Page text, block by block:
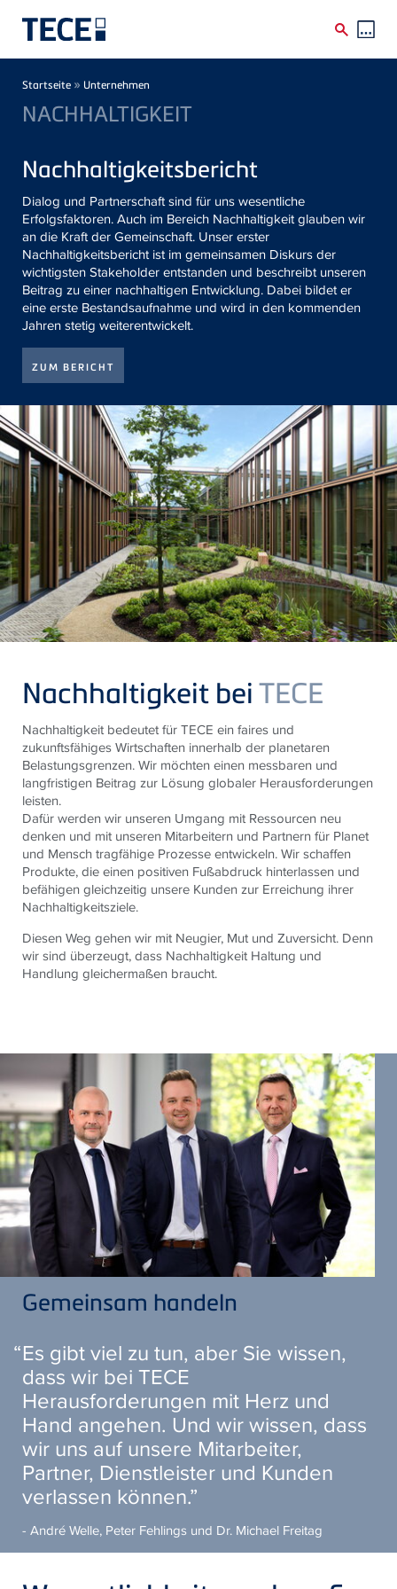
Breadcrumb
Startseite » Unternehmen
NACHHALTIGKEIT
Nachhaltigkeitsbericht
Dialog und Partnerschaft sind für uns wesentliche
Erfolgsfaktoren. Auch im Bereich Nachhaltigkeit glauben wir
an die Kraft der Gemeinschaft. Unser erster
Nachhaltigkeitsbericht ist im gemeinsamen Diskurs der
wichtigsten Stakeholder entstanden und beschreibt unseren
Beitrag zu einer nachhaltigen Entwicklung. Dabei bildet er
eine erste Bestandsaufnahme und wird in den kommenden
Jahren stetig weiterentwickelt.
ZUM BERICHT
Nachhaltigkeit beiTECE
Nachhaltigkeit bedeutet für TECE ein faires und
zukunftsfähiges Wirtschaften innerhalb der planetaren
Belastungsgrenzen. Wir möchten einen messbaren und
langfristigen Beitrag zur Lösung globaler Herausforderungen
leisten.
Dafür werden wir unseren Umgang mit Ressourcen neu
denken und mit unseren Mitarbeitern und Partnern für Planet
und Mensch tragfähige Prozesse entwickeln. Wir schaffen
Produkte, die einen positiven Fußabdruck hinterlassen und
befähigen gleichzeitig unsere Kunden zur Erreichung ihrer
Nachhaltigkeitsziele.
Diesen Weg gehen wir mit Neugier, Mut und Zuversicht. Denn
wir sind überzeugt, dass Nachhaltigkeit Haltung und
Handlung gleichermaßen braucht.
Gemeinsam handeln
Es gibt viel zu tun, aber Sie wissen,
dass wir bei TECE
Herausforderungen mit Herz und
Hand angehen. Und wir wissen, dass
wir uns auf unsere Mitarbeiter,
Partner, Dienstleister und Kunden
verlassen können.
- André Welle, Peter Fehlings und Dr. Michael Freitag